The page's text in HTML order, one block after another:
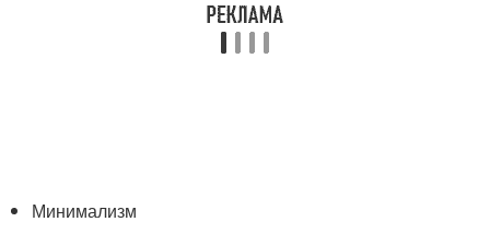
Минимализм